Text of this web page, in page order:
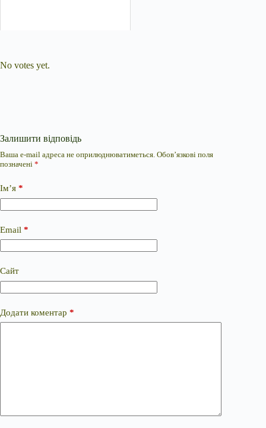
No votes yet.
Залишити відповідь
Ваша e-mail адреса не оприлюднюватиметься. Обов’язкові поля
позначені *
Ім’я *
Email *
Сайт
Додати коментар *